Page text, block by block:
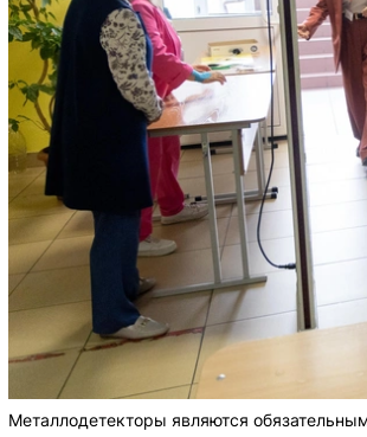
Металлодетекторы являются